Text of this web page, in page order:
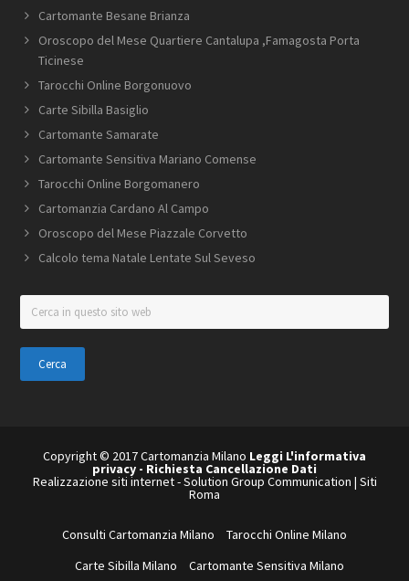
Cartomante Besane Brianza
Oroscopo del Mese Quartiere Cantalupa ​,Famagosta​ Porta
Ticinese
Tarocchi Online Borgonuovo
Carte Sibilla Basiglio
Cartomante Samarate
Cartomante Sensitiva Mariano Comense
Tarocchi Online Borgomanero
Cartomanzia Cardano Al Campo
Oroscopo del Mese ​Piazzale ​Corvetto
Calcolo tema Natale Lentate Sul Seveso
Cerca
in
questo
sito
web
Copyright © 2017 Cartomanzia Milano Leggi L'informativa
privacy - Richiesta Cancellazione Dati
Realizzazione siti internet-Solution Group Communication | Siti
Roma
Consulti Cartomanzia Milano
Tarocchi Online Milano
Carte Sibilla Milano
Cartomante Sensitiva Milano